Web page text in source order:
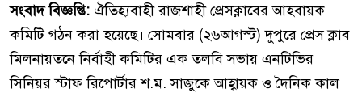
সংবাদ বিজ্ঞপ্তি: ঐতিহ্যবাহী রাজশাহী প্রেসক্লাবের আহবায়ক
কমিটি গঠন করা হয়েছে। সোমবার (২৬আগস্ট) দুপুরে প্রেস ক্লাব
মিলনায়তনে নির্বাহী কমিটির এক তলবি সভায় এনটিভির
সিনিয়র স্টাফ রিপোর্টার শ.ম. সাজুকে আহ্বায়ক ও দৈনিক কাল